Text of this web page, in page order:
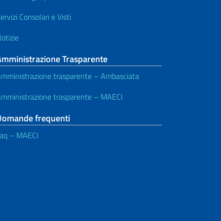
Consolari e Visti
Trasparente
trasparente – Ambasciata
trasparente – MAECI
frequenti
– MAECI